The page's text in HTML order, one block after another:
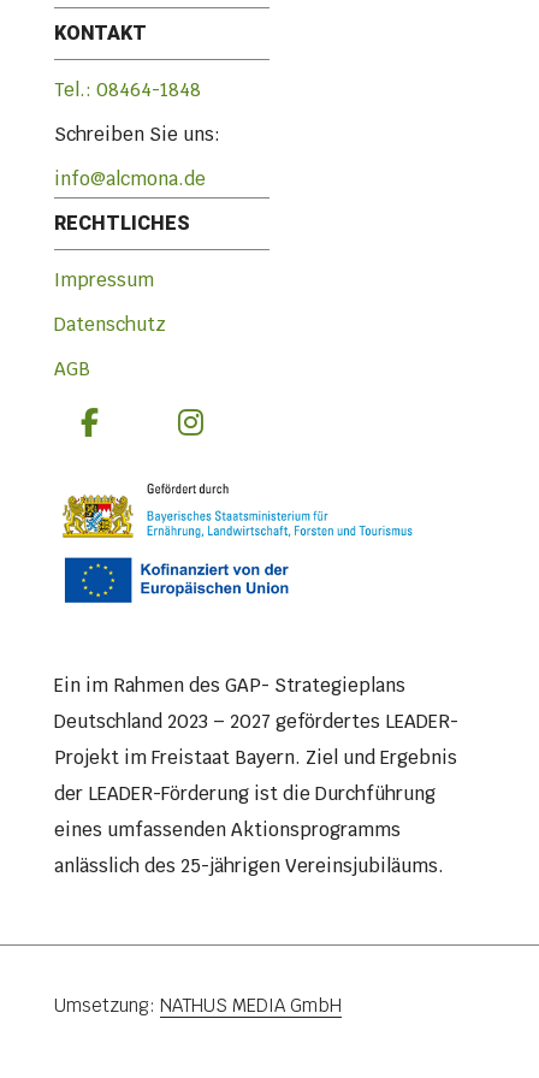
KONTAKT
Tel.: 08464-1848
Schreiben Sie uns:
info@alcmona.de
RECHTLICHES
Impressum
Datenschutz
AGB
Ein im Rahmen des GAP- Strategieplans
Deutschland 2023 – 2027 gefördertes LEADER-
Projekt im Freistaat Bayern. Ziel und Ergebnis
der LEADER-Förderung ist die Durchführung
eines umfassenden Aktionsprogramms
anlässlich des 25-jährigen Vereinsjubiläums.
Umsetzung: NATHUS MEDIA GmbH